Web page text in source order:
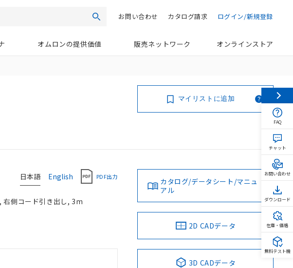
検索 ログイン/新規登録
カタログ請求
お問い合わせ
オムロンの提供価値 販売ネットワーク オンラインストア
マイリストに追加
日本語 English PDF出力
右側コード引き出し, 3m
カタログ/データシート/マニュ
アル
2D CADデータ
3D CADデータ
FAQ
チャット
お問い合わせ
ダウンロード
在庫・価格
無料テスト機